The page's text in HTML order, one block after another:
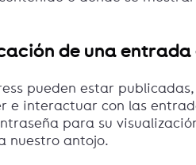
de una entrada
pueden estar
e interactuar con las
para su
nuestro antojo.